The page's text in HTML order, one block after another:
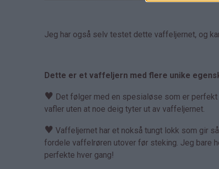
Jeg har også selv testet dette vaffeljernet, og
Dette er et vaffeljern med flere unike
♥ Det følger med en spesialøse som er
vafler uten at noe deig tyter ut av vaffeljernet.
♥ Vaffeljernet har et nokså tungt lokk som gir
fordele vaffelrøren utover før steking. Jeg bare
perfekte hver gang!